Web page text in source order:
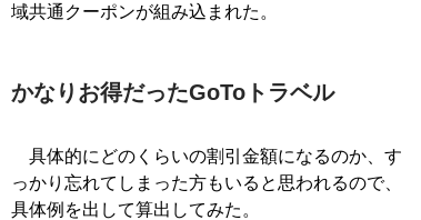
域共通クーポンが組み込まれた。
かなりお得だったGoToトラベル
具体的にどのくらいの割引金額になるのか、す
っかり忘れてしまった方もいると思われるので、
具体例を出して算出してみた。